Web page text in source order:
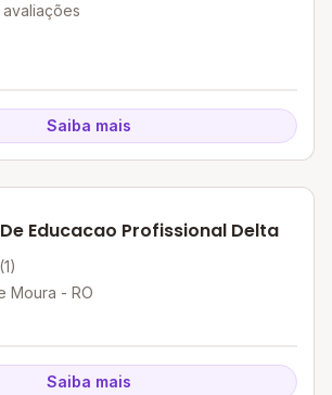
avaliações
Saiba mais
Educacao Profissional Delta
(1)
Moura - RO
Saiba mais